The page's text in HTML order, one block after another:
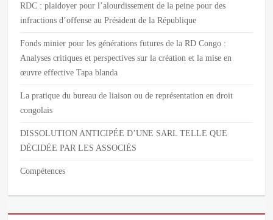
RDC : plaidoyer pour l’alourdissement de la peine pour des
infractions d’offense au Président de la République
Fonds minier pour les générations futures de la RD Congo :
Analyses critiques et perspectives sur la création et la mise en
œuvre effective Tapa blanda
La pratique du bureau de liaison ou de représentation en droit
congolais
DISSOLUTION ANTICIPÉE D’UNE SARL TELLE QUE
DÉCIDÉE PAR LES ASSOCIÉS
Compétences